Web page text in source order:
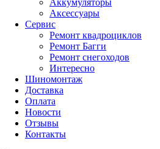
Аккумуляторы
Аксессуары
Сервис
Ремонт квадроциклов
Ремонт Багги
Ремонт снегоходов
Интересно
Шиномонтаж
Доставка
Оплата
Новости
Отзывы
Контакты